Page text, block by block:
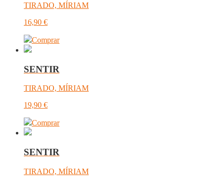
TIRADO, MÍRIAM
16,90 €
Comprar
SENTIR
TIRADO, MÍRIAM
19,90 €
Comprar
SENTIR
TIRADO, MÍRIAM